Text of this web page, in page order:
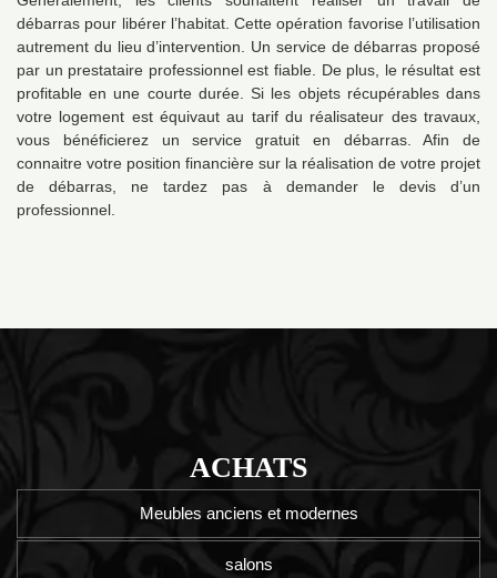
débarras pour libérer l’habitat. Cette opération favorise l’utilisation
autrement du lieu d’intervention. Un service de débarras proposé
par un prestataire professionnel est fiable. De plus, le résultat est
profitable en une courte durée. Si les objets récupérables dans
votre logement est équivaut au tarif du réalisateur des travaux,
vous bénéficierez un service gratuit en débarras. Afin de
connaitre votre position financière sur la réalisation de votre projet
de débarras, ne tardez pas à demander le devis d’un
professionnel.
ACHATS
Meubles anciens et modernes
salons